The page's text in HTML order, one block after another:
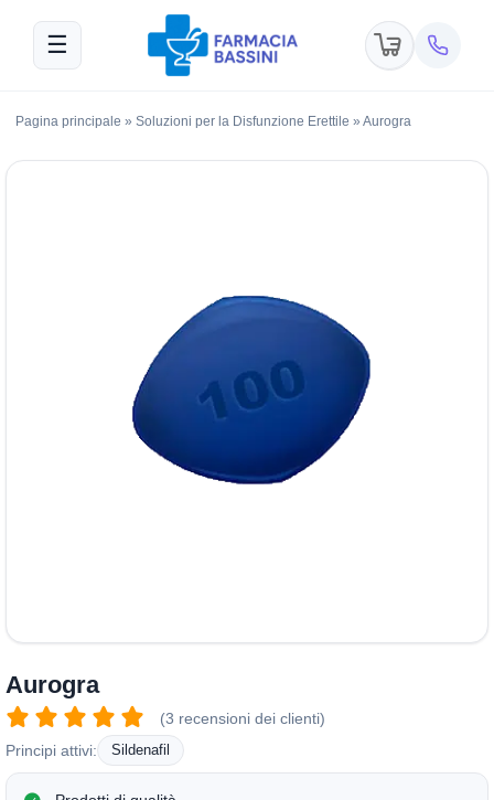
☰
Pagina principale » Soluzioni per la Disfunzione Erettile » Aurogra
Aurogra
(3 recensioni dei clienti)
Principi attivi:
Sildenafil